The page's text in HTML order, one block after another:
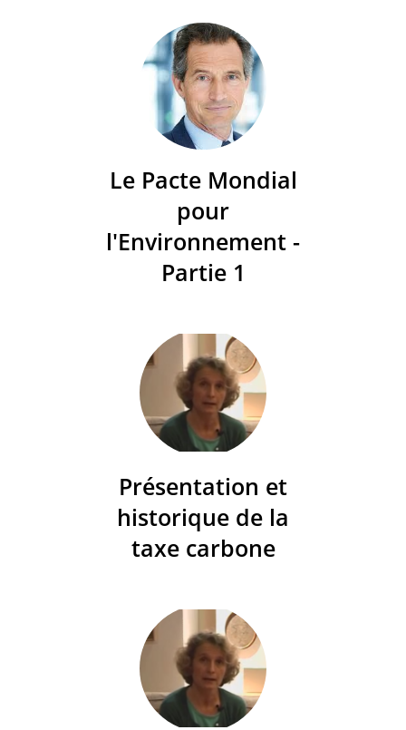
Le Pacte Mondial
pour
l'Environnement -
Partie 1
Présentation et
historique de la
taxe carbone